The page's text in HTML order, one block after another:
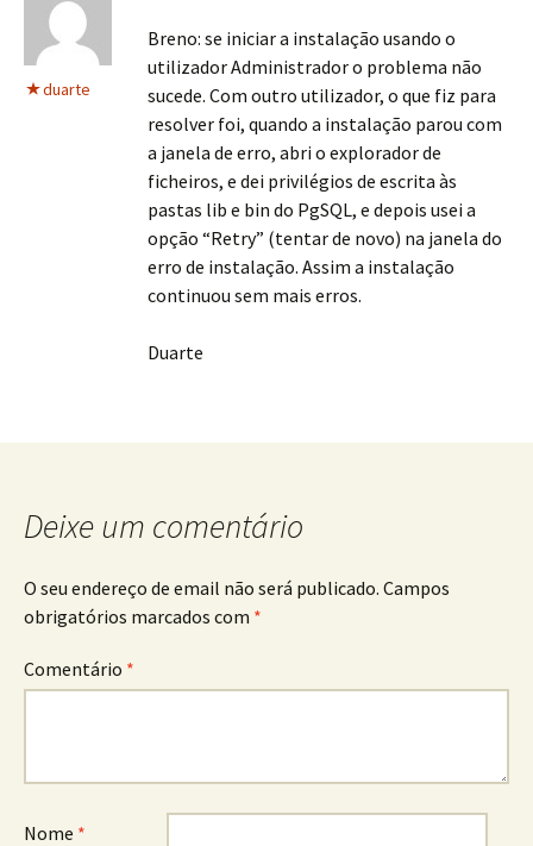
duarte
Breno: se iniciar a instalação usando o
utilizador Administrador o problema não
sucede. Com outro utilizador, o que fiz para
resolver foi, quando a instalação parou com
a janela de erro, abri o explorador de
ficheiros, e dei privilégios de escrita às
pastas lib e bin do PgSQL, e depois usei a
opção “Retry” (tentar de novo) na janela do
erro de instalação. Assim a instalação
continuou sem mais erros.
Duarte
Deixe um comentário
O seu endereço de email não será publicado. Campos
obrigatórios marcados com *
Comentário *
Nome *